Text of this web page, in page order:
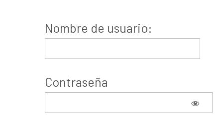
Nombre de usuario:
Contraseña